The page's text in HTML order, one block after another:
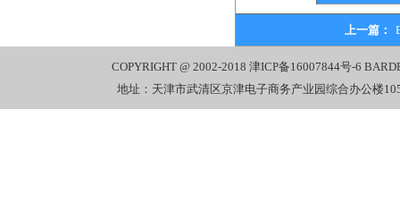
上一篇：
COPYRIGHT @ 2002-2018津ICP备16007844号-6
地址：天津市武清区京津电子商务产业园综合办公